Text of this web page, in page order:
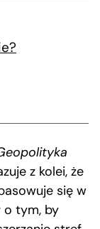
z kolei, że
się w
o tym, by